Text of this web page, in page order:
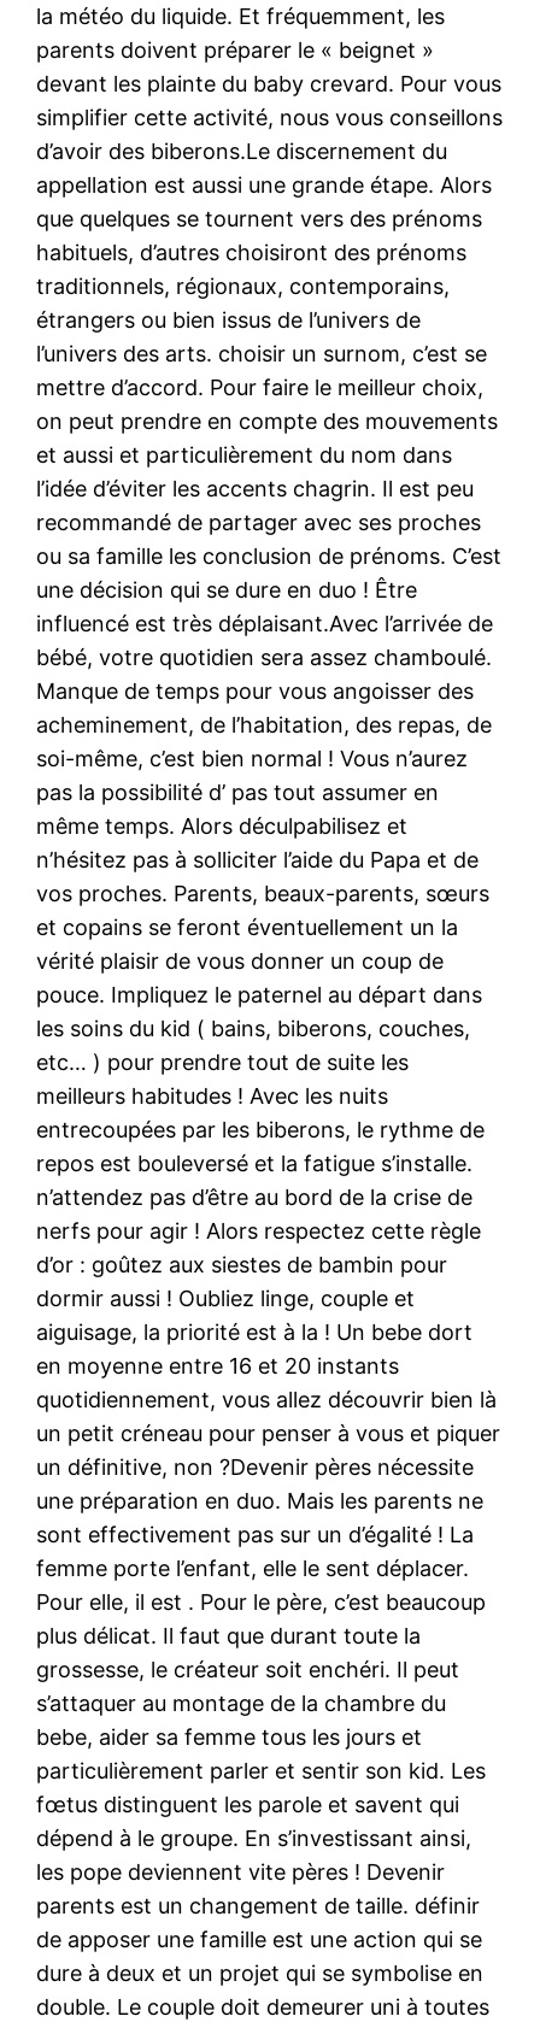
la météo du liquide. Et fréquemment, les
parents doivent préparer le « beignet »
devant les plainte du baby crevard. Pour vous
simplifier cette activité, nous vous conseillons
d’avoir des biberons.Le discernement du
appellation est aussi une grande étape. Alors
que quelques se tournent vers des prénoms
habituels, d’autres choisiront des prénoms
traditionnels, régionaux, contemporains,
étrangers ou bien issus de l’univers de
l’univers des arts. choisir un surnom, c’est se
mettre d’accord. Pour faire le meilleur choix,
on peut prendre en compte des mouvements
et aussi et particulièrement du nom dans
l’idée d’éviter les accents chagrin. Il est peu
recommandé de partager avec ses proches
ou sa famille les conclusion de prénoms. C’est
une décision qui se dure en duo ! Être
influencé est très déplaisant.Avec l’arrivée de
bébé, votre quotidien sera assez chamboulé.
Manque de temps pour vous angoisser des
acheminement, de l’habitation, des repas, de
soi-même, c’est bien normal ! Vous n’aurez
pas la possibilité d’ pas tout assumer en
même temps. Alors déculpabilisez et
n’hésitez pas à solliciter l’aide du Papa et de
vos proches. Parents, beaux-parents, sœurs
et copains se feront éventuellement un la
vérité plaisir de vous donner un coup de
pouce. Impliquez le paternel au départ dans
les soins du kid ( bains, biberons, couches,
etc… ) pour prendre tout de suite les
meilleurs habitudes ! Avec les nuits
entrecoupées par les biberons, le rythme de
repos est bouleversé et la fatigue s’installe.
n’attendez pas d’être au bord de la crise de
nerfs pour agir ! Alors respectez cette règle
d’or : goûtez aux siestes de bambin pour
dormir aussi ! Oubliez linge, couple et
aiguisage, la priorité est à la ! Un bebe dort
en moyenne entre 16 et 20 instants
quotidiennement, vous allez découvrir bien là
un petit créneau pour penser à vous et piquer
un définitive, non ?Devenir pères nécessite
une préparation en duo. Mais les parents ne
sont effectivement pas sur un d’égalité ! La
femme porte l’enfant, elle le sent déplacer.
Pour elle, il est . Pour le père, c’est beaucoup
plus délicat. Il faut que durant toute la
grossesse, le créateur soit enchéri. Il peut
s’attaquer au montage de la chambre du
bebe, aider sa femme tous les jours et
particulièrement parler et sentir son kid. Les
fœtus distinguent les parole et savent qui
dépend à le groupe. En s’investissant ainsi,
les pope deviennent vite pères ! Devenir
parents est un changement de taille. définir
de apposer une famille est une action qui se
dure à deux et un projet qui se symbolise en
double. Le couple doit demeurer uni à toutes